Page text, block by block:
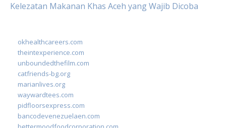
Kelezatan Makanan Khas Aceh yang Wajib Dicoba
okhealthcareers.com
theintexperience.com
unboundedthefilm.com
catfriends-bg.org
marianlives.org
waywardtees.com
pidfloorsexpress.com
bancodevenezuelaen.com